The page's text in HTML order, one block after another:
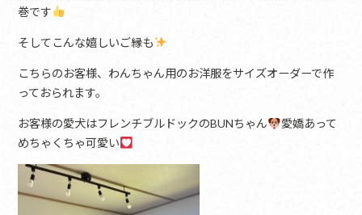
巻です
そしてこんな嬉しいご縁も
こちらのお客様、わんちゃん用のお洋服をサイズオーダーで作
っておられます。
お客様の愛犬はフレンチブルドックのBUNちゃん
愛嬌あって
めちゃくちゃ可愛い